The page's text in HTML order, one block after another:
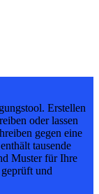
Erstellen
oder lassen
gegen eine
tausende
Muster für Ihre
und